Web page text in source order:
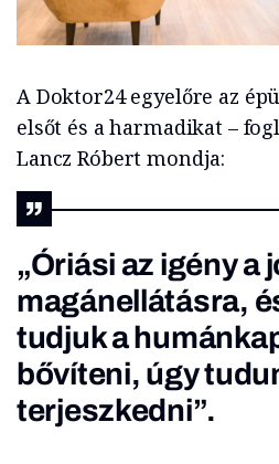
A Doktor24 egyelőre az
elsőt és a harmadikat –
Lancz Róbert mondja:
„Óriási az igény a
magánellátásra,
tudjuk a
bővíteni, úgy
terjeszkedni”.